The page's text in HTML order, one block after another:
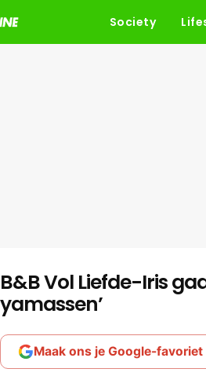
Society
B&B Vol Liefde-Iris
yamassen’
Maak ons je Google-favoriet